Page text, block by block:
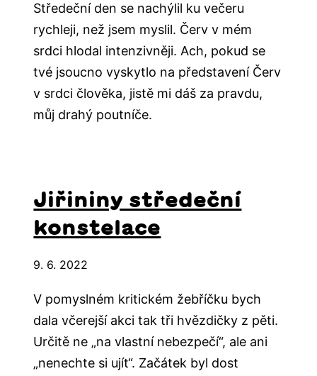
Středeční den se nachýlil ku večeru
rychleji, než jsem myslil. Červ v mém
srdci hlodal intenzivněji. Ach, pokud se
tvé jsoucno vyskytlo na představení Červ
v srdci člověka, jistě mi dáš za pravdu,
můj drahý poutníče.
Jiřininy středeční
konstelace
9. 6. 2022
V pomyslném kritickém žebříčku bych
dala včerejší akci tak tři hvězdičky z pěti.
Určitě ne „na vlastní nebezpečí“, ale ani
„nenechte si ujít“. Začátek byl dost